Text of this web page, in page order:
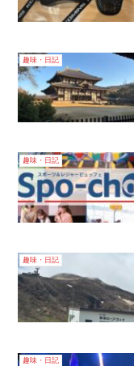
趣味・日記
趣味・日記
趣味・日記
趣味・日記